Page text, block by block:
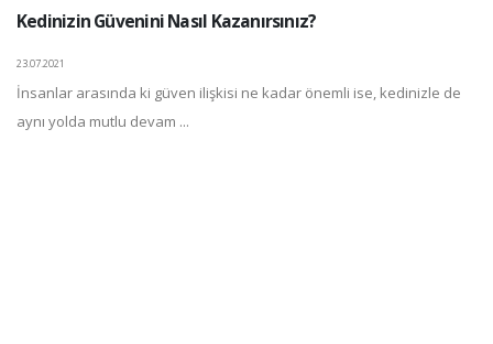
Kedinizin Güvenini Nasıl Kazanırsınız?
23.07.2021
İnsanlar arasında ki güven ilişkisi ne kadar önemli ise, kedinizle de
aynı yolda mutlu devam ...